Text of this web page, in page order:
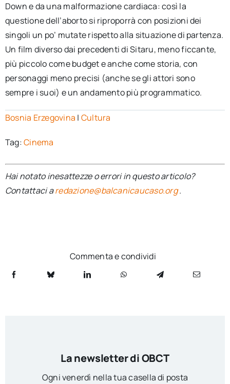
Down e da una malformazione cardiaca: così la
questione dell’aborto si riproporrà con posizioni dei
singoli un po’ mutate rispetto alla situazione di partenza.
Un film diverso dai precedenti di Sitaru, meno ficcante,
più piccolo come budget e anche come storia, con
personaggi meno precisi (anche se gli attori sono
sempre i suoi) e un andamento più programmatico.
Bosnia Erzegovina | Cultura
Tag:Cinema
Hai notato inesattezze o errori in questo articolo?
Contattaci aredazione@balcanicaucaso.org.
Commenta e condividi
La newsletter di OBCT
Ogni venerdì nella tua casella di posta